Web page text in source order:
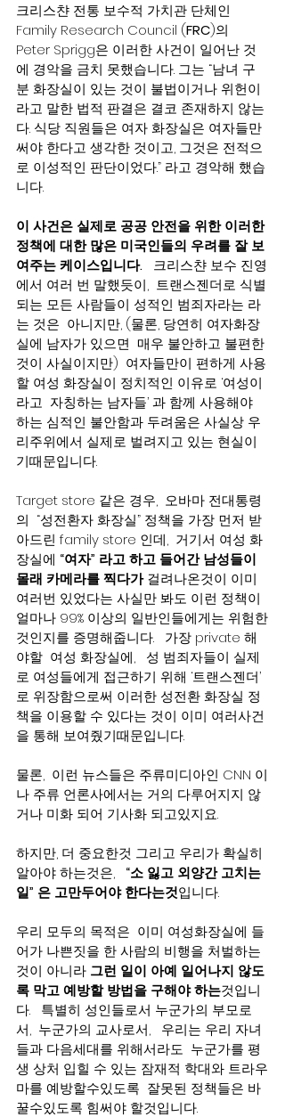
크리스챤 전통 보수적 가치관 단체인
Family Research Council (FRC)의
Peter Sprigg은 이러한 사건이 일어난 것
에 경악을 금치 못했습니다. 그는 “남녀 구
분 화장실이 있는 것이 불법이거나 위헌이
라고 말한 법적 판결은 결코 존재하지 않는
다. 식당 직원들은 여자 화장실은 여자들만
써야 한다고 생각한 것이고, 그것은 전적으
로 이성적인 판단이었다.” 라고 경악해 했습
니다.
이 사건은 실제로 공공 안전을 위한 이러한
정책에 대한 많은 미국인들의 우려를 잘 보
여주는 케이스입니다. 크리스챤 보수 진영
에서 여러 번 말했듯이,  트랜스젠더로 식별
되는 모든 사람들이 성적인 범죄자라는 라
는 것은  아니지만, (물론, 당연히 여자화장
실에 남자가 있으면  매우 불안하고 불편한
것이 사실이지만)  여자들만이 편하게 사용
할 여성 화장실이 정치적인 이유로 ‘여성이
라고  자칭하는 남자들’ 과 함께 사용해야
하는 심적인 불안함과 두려움은 사실상 우
리주위에서 실제로 벌려지고 있는 현실이
기때문입니다.
Target store 같은 경우,  오바마 전대통령
의  “성전환자 화장실” 정책을 가장 먼저 받
아드린 family store 인데,  거기서 여성 화
장실에 “여자” 라고 하고 들어간 남성들이
몰래 카메라를 찍다가 걸려나온것이 이미
여러번 있었다는 사실만 봐도 이런 정책이
얼마나 99% 이상의 일반인들에게는 위험한
것인지를 증명해줍니다.   가장 private 해
야할  여성 화장실에,   성 범죄자들이 실제
로 여성들에게 접근하기 위해 ‘트랜스젠더’
로 위장함으로써 이러한 성전환 화장실 정
책을 이용할 수 있다는 것이 이미 여러사건
을 통해 보여줬기때문입니다.
물론,  이런 뉴스들은 주류미디아인 CNN 이
나 주류 언론사에서는 거의 다루어지지 않
거나 미화 되어 기사화 되고있지요.
하지만, 더 중요한것 그리고 우리가 확실히
알아야 하는것은, “소 잃고 외양간 고치는
일” 은 고만두어야 한다는것입니다.
우리 모두의 목적은  이미 여성화장실에 들
어가 나쁜짓을 한 사람의 비행을 처벌하는
것이 아니라 그런 일이 아예 일어나지 않도
록 막고 예방할 방법을 구해야 하는것입니
다.   특별히 성인들로서 누군가의 부모로
서,  누군가의 교사로서,   우리는 우리 자녀
들과 다음세대를 위해서라도  누군가를 평
생 상처 입힐 수 있는 잠재적 학대와 트라우
마를 예방할수있도록  잘못된 정책들은 바
꿀수있도록 힘써야 할것입니다.